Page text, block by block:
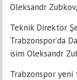
Oleksandr
Teknik Direktör
Trabzonspor’da
isim Oleksandr
Trabzonspor yeni